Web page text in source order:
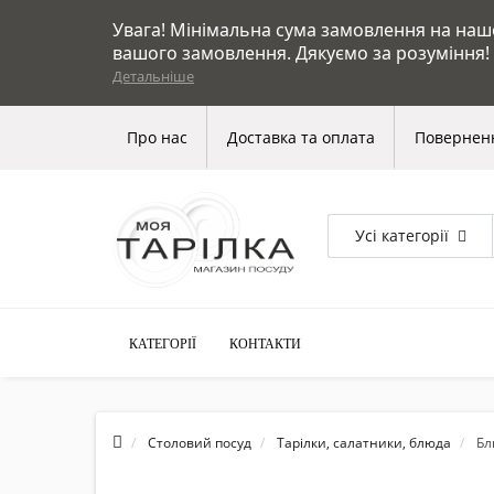
Увага! Мінімальна сума замовлення на
вашого замовлення. Дякуємо за розуміння!
Детальніше
Про нас Доставка та оплата
Усі категорії
КАТЕГОРІЇ КОНТАКТИ
Столовий посуд Тарілки, салатники, блюда